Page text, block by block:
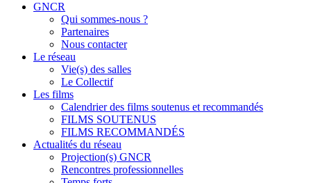
GNCR
Qui sommes-nous ?
Partenaires
Nous contacter
Le réseau
Vie(s) des salles
Le Collectif
Les films
Calendrier des films soutenus et recommandés
FILMS SOUTENUS
FILMS RECOMMANDÉS
Actualités du réseau
Projection(s) GNCR
Rencontres professionnelles